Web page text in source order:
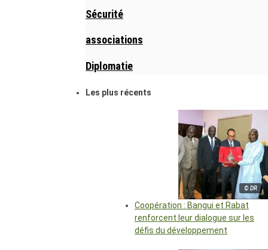
Sécurité
associations
Diplomatie
Les plus récents
© DR
Coopération : Bangui et Rabat
renforcent leur dialogue sur les
défis du développement